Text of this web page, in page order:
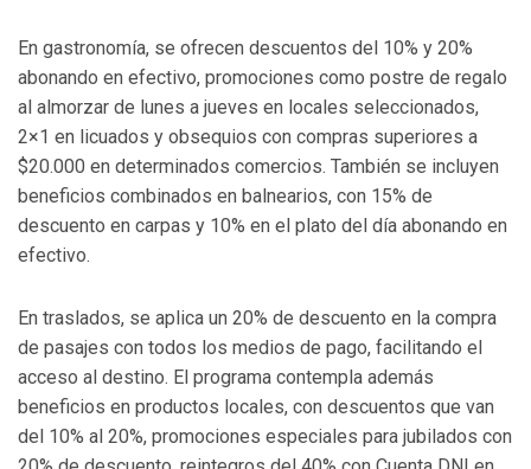
En gastronomía, se ofrecen descuentos del 10% y 20%
abonando en efectivo, promociones como postre de regalo
al almorzar de lunes a jueves en locales seleccionados,
2×1 en licuados y obsequios con compras superiores a
$20.000 en determinados comercios. También se incluyen
beneficios combinados en balnearios, con 15% de
descuento en carpas y 10% en el plato del día abonando en
efectivo.
En traslados, se aplica un 20% de descuento en la compra
de pasajes con todos los medios de pago, facilitando el
acceso al destino. El programa contempla además
beneficios en productos locales, con descuentos que van
del 10% al 20%, promociones especiales para jubilados con